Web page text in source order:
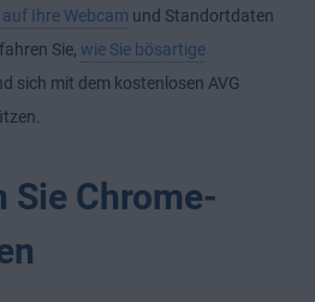
Ihre Webcam und Standortdaten
Sie, wie Sie bösartige
sich mit dem kostenlosen AVG
Sie Chrome-